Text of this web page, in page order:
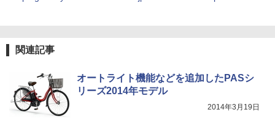
関連記事
オートライト機能などを追加したPASシ
リーズ2014年モデル
2014年3月19日